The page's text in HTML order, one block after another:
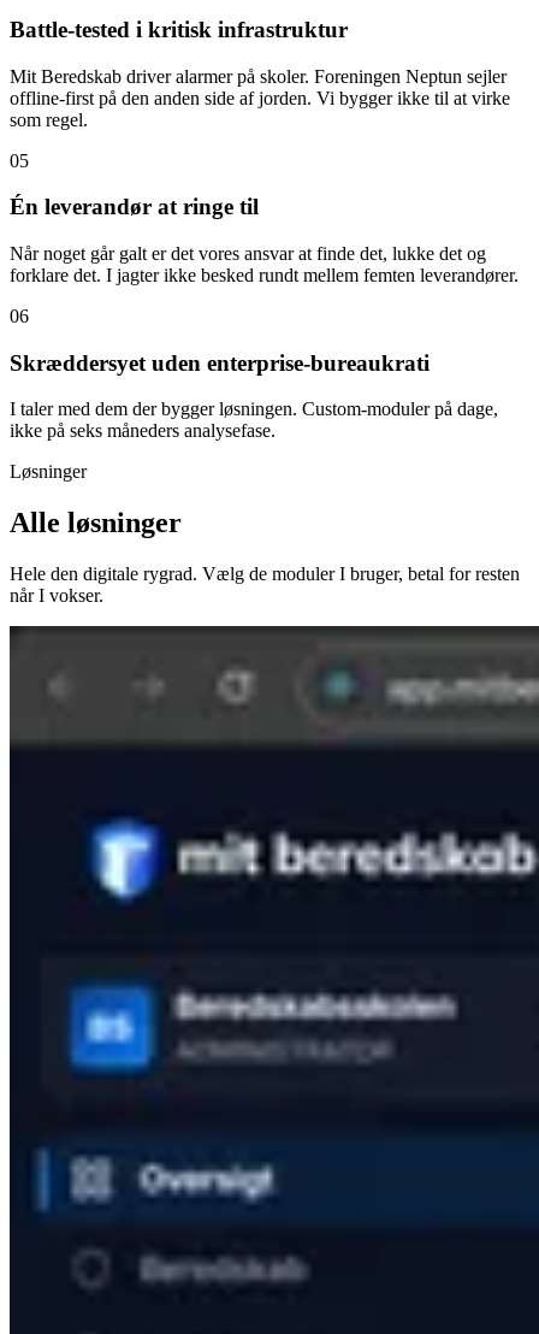
Battle-tested i kritisk infrastruktur
Mit Beredskab driver alarmer på skoler. Foreningen Neptun sejler
offline-first på den anden side af jorden. Vi bygger ikke til at virke
som regel.
05
Én leverandør at ringe til
Når noget går galt er det vores ansvar at finde det, lukke det og
forklare det. I jagter ikke besked rundt mellem femten leverandører.
06
Skræddersyet uden enterprise-bureaukrati
I taler med dem der bygger løsningen. Custom-moduler på dage,
ikke på seks måneders analysefase.
Løsninger
Alle løsninger
Hele den digitale rygrad. Vælg de moduler I bruger, betal for resten
når I vokser.